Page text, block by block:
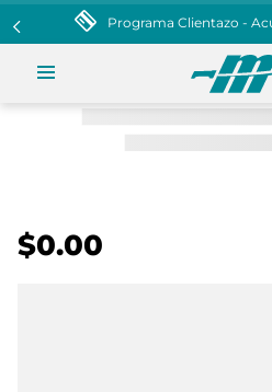
Programa Clientazo - Acumula puntos
$0.00